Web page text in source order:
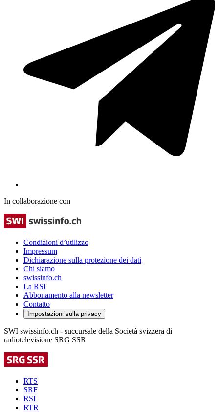
In collaborazione con
Condizioni d’utilizzo
Impressum
Dichiarazione sulla protezione dei dati
Chi siamo
swissinfo.ch
La RSI
Abbonamento alla newsletter
Contatto
Impostazioni sulla privacy
SWI swissinfo.ch - succursale della Società svizzera di
radiotelevisione SRG SSR
RTS
SRF
RSI
RTR